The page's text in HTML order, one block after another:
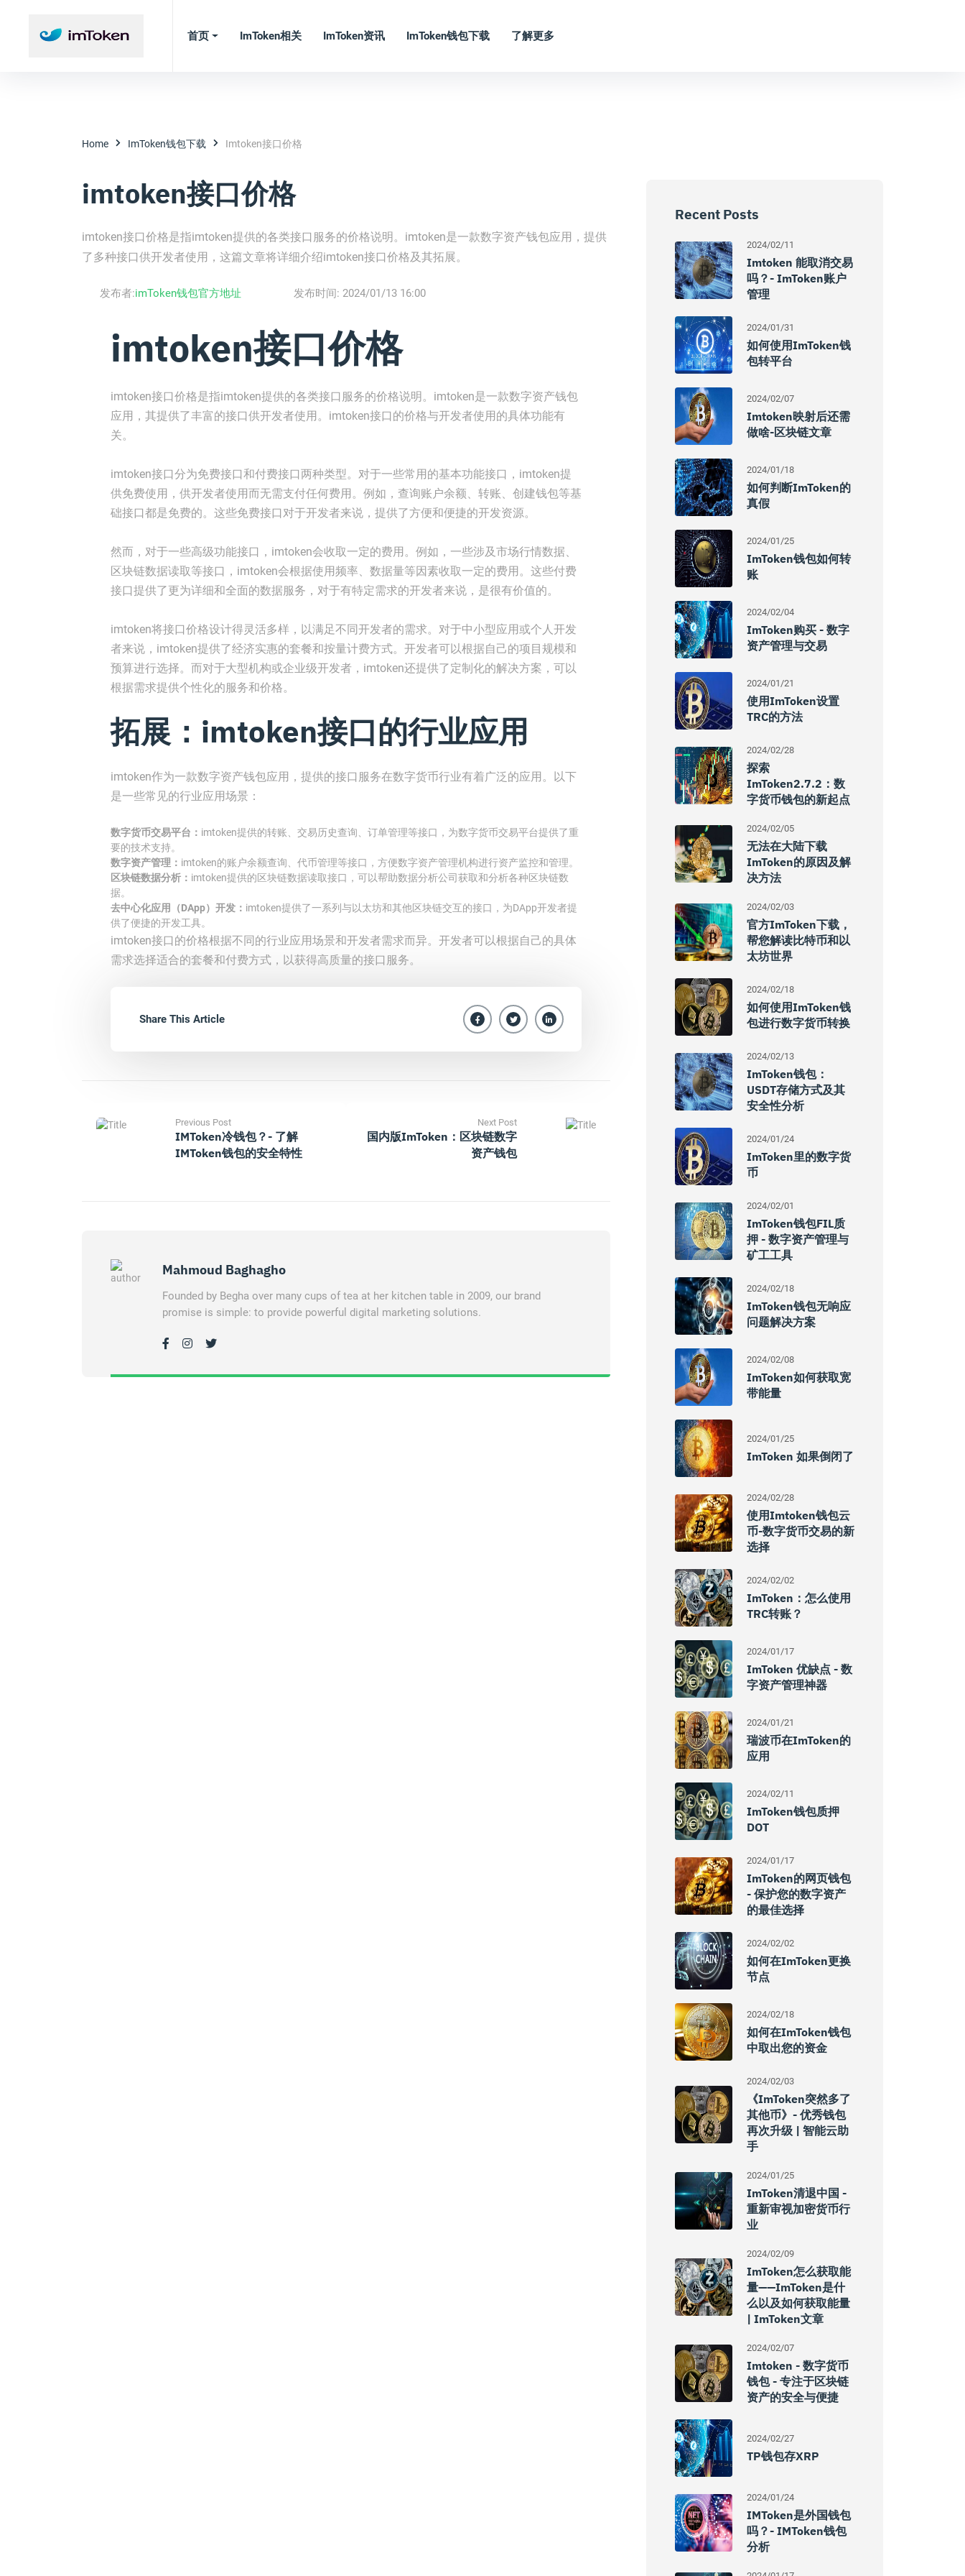
首页 ImToken相关 ImToken资讯 ImToken钱包下载 了解更多
Home ImToken钱包下载 Imtoken接口价格
imtoken接口价格
imtoken接口价格是指imtoken提供的各类接口服务的价格说明。imtoken是一款数字资产钱包应用，提供
了多种接口供开发者使用，这篇文章将详细介绍imtoken接口价格及其拓展。
发布者:imToken钱包官方地址 发布时间: 2024/01/13 16:00
imtoken接口价格
imtoken接口价格是指imtoken提供的各类接口服务的价格说明。imtoken是一款数字资产钱包
应用，其提供了丰富的接口供开发者使用。imtoken接口的价格与开发者使用的具体功能有
关。
imtoken接口分为免费接口和付费接口两种类型。对于一些常用的基本功能接口，imtoken提
供免费使用，供开发者使用而无需支付任何费用。例如，查询账户余额、转账、创建钱包等基
础接口都是免费的。这些免费接口对于开发者来说，提供了方便和便捷的开发资源。
然而，对于一些高级功能接口，imtoken会收取一定的费用。例如，一些涉及市场行情数据、
区块链数据读取等接口，imtoken会根据使用频率、数据量等因素收取一定的费用。这些付费
接口提供了更为详细和全面的数据服务，对于有特定需求的开发者来说，是很有价值的。
imtoken将接口价格设计得灵活多样，以满足不同开发者的需求。对于中小型应用或个人开发
者来说，imtoken提供了经济实惠的套餐和按量计费方式。开发者可以根据自己的项目规模和
预算进行选择。而对于大型机构或企业级开发者，imtoken还提供了定制化的解决方案，可以
根据需求提供个性化的服务和价格。
拓展：imtoken接口的行业应用
imtoken作为一款数字资产钱包应用，提供的接口服务在数字货币行业有着广泛的应用。以下
是一些常见的行业应用场景：
数字货币交易平台： imtoken提供的转账、交易历史查询、订单管理等接口，为数字货币交易平台提供了重
要的技术支持。
数字资产管理： imtoken的账户余额查询、代币管理等接口，方便数字资产管理机构进行资产监控和管理。
区块链数据分析： imtoken提供的区块链数据读取接口，可以帮助数据分析公司获取和分析各种区块链数
据。
去中心化应用（DApp）开发： imtoken提供了一系列与以太坊和其他区块链交互的接口，为DApp开发者提
供了便捷的开发工具。
imtoken接口的价格根据不同的行业应用场景和开发者需求而异。开发者可以根据自己的具体
需求选择适合的套餐和付费方式，以获得高质量的接口服务。
Share This Article
Previous Post
IMToken冷钱包？- 了解
IMToken钱包的安全特性
Next Post
国内版imToken：区块链数字
资产钱包
Mahmoud Baghagho
Founded by Begha over many cups of tea at her kitchen table in 2009, our brand
promise is simple: to provide powerful digital marketing solutions.
Recent Posts
2024/02/11
Imtoken 能取消交易
吗？- ImToken账户
管理
2024/01/31
如何使用ImToken钱
包转平台
2024/02/07
Imtoken映射后还需
做啥-区块链文章
2024/01/18
如何判断imToken的
真假
2024/01/25
ImToken钱包如何转
账
2024/02/04
ImToken购买 - 数字
资产管理与交易
2024/01/21
使用imToken设置
TRC的方法
2024/02/28
探索
ImToken2.7.2：数
字货币钱包的新起点
2024/02/05
无法在大陆下载
ImToken的原因及解
决方法
2024/02/03
官方imToken下载，
帮您解读比特币和以
太坊世界
2024/02/18
如何使用imToken钱
包进行数字货币转换
2024/02/13
ImToken钱包：
USDT存储方式及其
安全性分析
2024/01/24
ImToken里的数字货
币
2024/02/01
ImToken钱包FIL质
押 - 数字资产管理与
矿工工具
2024/02/18
ImToken钱包无响应
问题解决方案
2024/02/08
ImToken如何获取宽
带能量
2024/01/25
ImToken 如果倒闭了
2024/02/28
使用imtoken钱包云
币-数字货币交易的新
选择
2024/02/02
ImToken：怎么使用
TRC转账？
2024/01/17
ImToken 优缺点 - 数
字资产管理神器
2024/01/21
瑞波币在imToken的
应用
2024/02/11
ImToken钱包质押
DOT
2024/01/17
ImToken的网页钱包
- 保护您的数字资产
的最佳选择
2024/02/02
如何在imToken更换
节点
2024/02/18
如何在imToken钱包
中取出您的资金
2024/02/03
《imToken突然多了
其他币》- 优秀钱包
再次升级 | 智能云助
手
2024/01/25
ImToken清退中国 -
重新审视加密货币行
业
2024/02/09
ImToken怎么获取能
量——imToken是什
么以及如何获取能量
| ImToken文章
2024/02/07
Imtoken - 数字货币
钱包 - 专注于区块链
资产的安全与便捷
2024/02/27
TP钱包存XRP
2024/01/24
IMToken是外国钱包
吗？- IMToken钱包
分析